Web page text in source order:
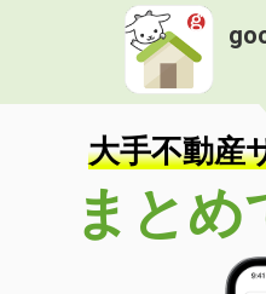
大手不動産
まとめ